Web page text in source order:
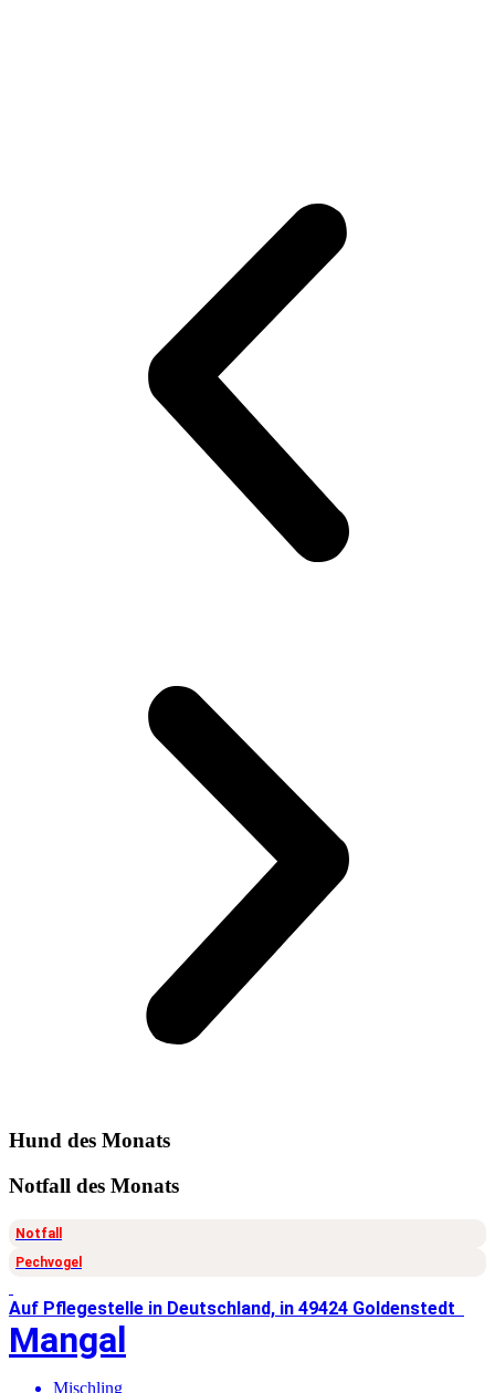
Hund des Monats
Notfall des Monats
Notfall
Pechvogel
Auf Pflegestelle in Deutschland, in 49424 Goldenstedt
Mangal
Mischling